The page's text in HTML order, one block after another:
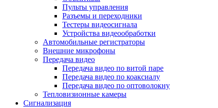
Пульты управления
Разъемы и переходники
Тестеры видеосигнала
Устройства видеообработки
Автомобильные регистраторы
Внешние микрофоны
Передача видео
Передача видео по витой паре
Передача видео по коаксиалу
Передача видео по оптоволокну
Тепловизионные камеры
Сигнализация